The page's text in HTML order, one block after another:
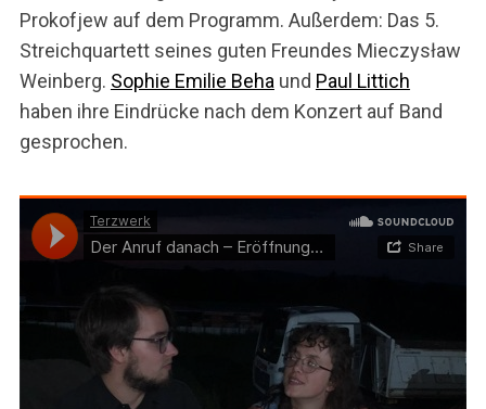
Prokofjew auf dem Programm. Außerdem: Das 5.
Streichquartett seines guten Freundes Mieczysław
Weinberg. Sophie Emilie Beha und Paul Littich
haben ihre Eindrücke nach dem Konzert auf Band
gesprochen.